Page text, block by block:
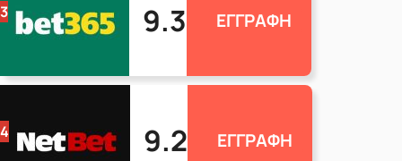
3 9.3 ΕΓΓΡΑΦΗ
4 9.2 ΕΓΓΡΑΦΗ